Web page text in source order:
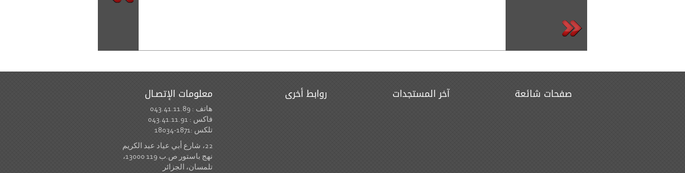
معلومات الإتصـال
هاتف : 043.41.11.89
فاكس : 043.41.11.91
تلكس :1871-18034
22، شارع أبي عياد عبد الكريم
نهج باستور ص.ب 119 13000،
تلمسان، الجزائر
روابط أخرى آخر المستجدات صفحات شائعة